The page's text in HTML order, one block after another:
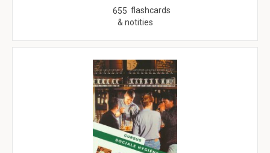
655 flashcards
& notities